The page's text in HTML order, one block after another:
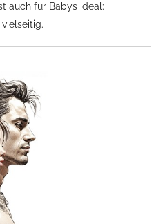
auch für Babys ideal: